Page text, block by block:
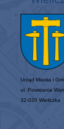
Urząd Miasta i
ul. Powstania
32-020 Wieliczka